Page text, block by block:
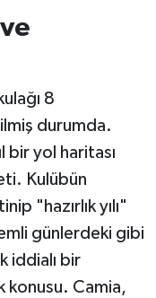
8
durumda.
bir yol haritası
Kulübün
"hazırlık yılı"
günlerdeki gibi
iddialı bir
konusu. Camia,